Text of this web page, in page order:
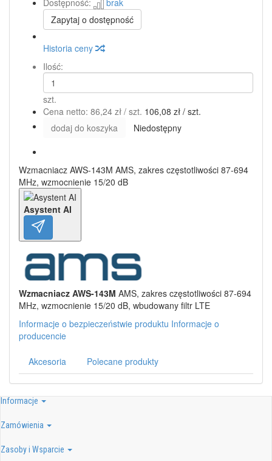
Dostępność:
brak
Zapytaj o dostępność
Historia ceny
Ilość:
szt.
Cena netto: 86,24 zł / szt. 106,08 zł / szt.
dodaj do koszyka
Niedostępny
Wzmacniacz AWS-143M AMS, zakres częstotliwości 87-694
MHz, wzmocnienie 15/20 dB
Asystent AI
Wzmacniacz AWS-143M AMS, zakres częstotliwości 87-694
MHz, wzmocnienie 15/20 dB, wbudowany filtr LTE
Informacje o bezpieczeństwie produktu Informacje o
producencie
Akcesoria Polecane produkty
Informacje
Zamówienia
Zasoby i Wsparcie